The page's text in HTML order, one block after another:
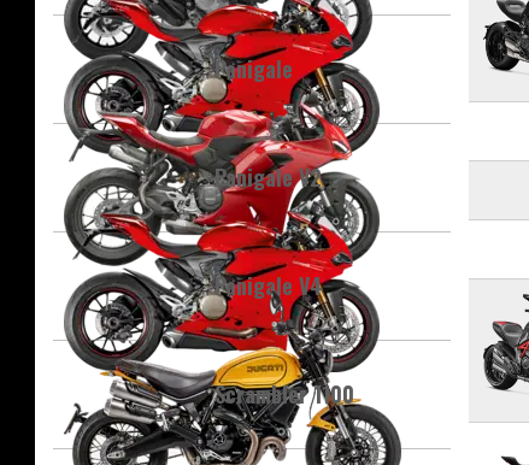
Panigale
Panigale V2
Panigale V4
Scrambler 1100